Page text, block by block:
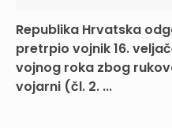
Republika Hrvatska
pretrpio vojnik 16.
vojnog roka zbog
vojarni (čl. 2. ...